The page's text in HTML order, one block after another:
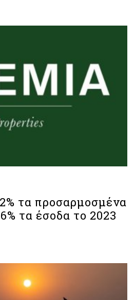
τα προσαρμοσμένα
τα έσοδα το 2023